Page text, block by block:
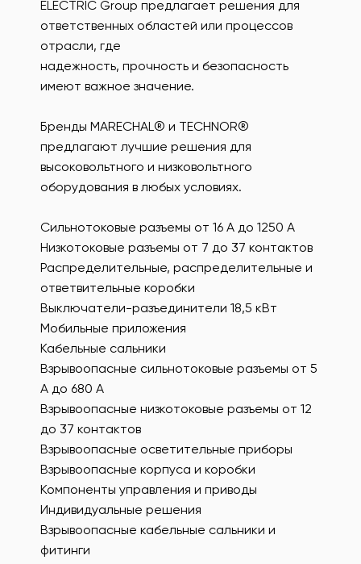
ELECTRIC Group предлагает решения для
ответственных областей или процессов
отрасли, где
надежность, прочность и безопасность
имеют важное значение.
Бренды MARECHAL® и TECHNOR®
предлагают лучшие решения для
высоковольтного и низковольтного
оборудования в любых условиях.
Сильнотоковые разъемы от 16 А до 1250 А
Низкотоковые разъемы от 7 до 37 контактов
Распределительные, распределительные и
ответвительные коробки
Выключатели-разъединители 18,5 кВт
Мобильные приложения
Кабельные сальники
Взрывоопасные сильнотоковые разъемы от 5
А до 680 А
Взрывоопасные низкотоковые разъемы от 12
до 37 контактов
Взрывоопасные осветительные приборы
Взрывоопасные корпуса и коробки
Компоненты управления и приводы
Индивидуальные решения
Взрывоопасные кабельные сальники и
фитинги